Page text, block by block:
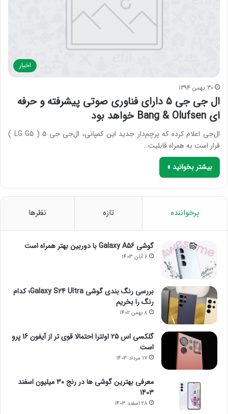
اخبار
30 بهمن 1394
ال جی جی ۵ دارای فناوری صوتی پیشرفته و حرفه
ای Bang & Olufsen خواهد بود
ال‌جی اعلام کرده که پرچم‌دار جدید این کمپانی، ال‌جی جی ۵ ( LG G5 )
قرار است به همراه قابلیت…
بیشتر بخوانید »
پرخواننده تازه نظرها
گوشی Galaxy A56 با دوربین بهتر همراه است
6 آبان 1403
بررسی رنگ بندی گوشی Galaxy S24 Ultra؛ کدام
رنگ را بخریم
8 بهمن 1402
گلکسی اس 25 اولترا احتمالا قوی تر از آیفون 16 پرو
است
17 مرداد 1403
معرفی بهترین گوشی ها در رنج ۳۰ میلیون اسفند
1403
28 اسفند 1403